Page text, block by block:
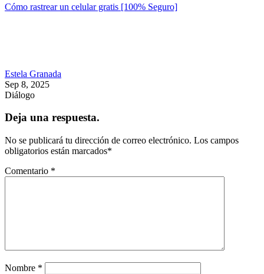
Cómo rastrear un celular gratis [100% Seguro]
Estela Granada
Sep 8, 2025
Diálogo
Deja una respuesta.
No se publicará tu dirección de correo electrónico. Los campos
obligatorios están marcados*
Comentario *
Nombre *